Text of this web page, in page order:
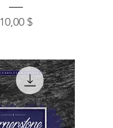
Цена
10,00 $